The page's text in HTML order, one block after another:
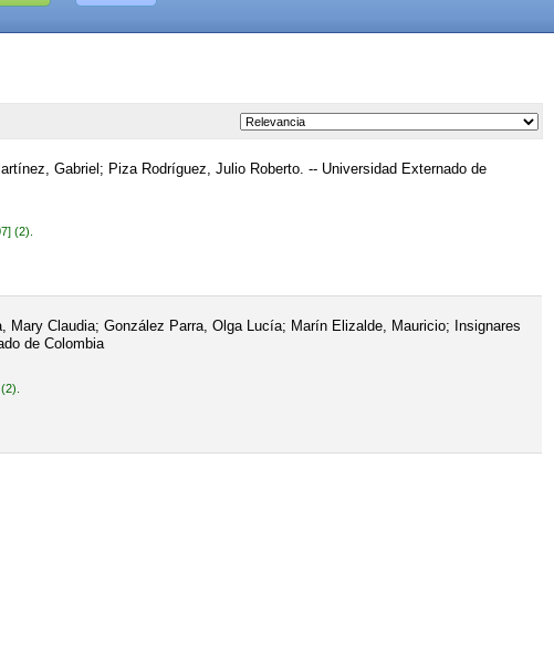
Gabriel; Piza Rodríguez, Julio Roberto. -- Universidad Externado de
(2).
Claudia; González Parra, Olga Lucía; Marín Elizalde, Mauricio; Insignares
de Colombia